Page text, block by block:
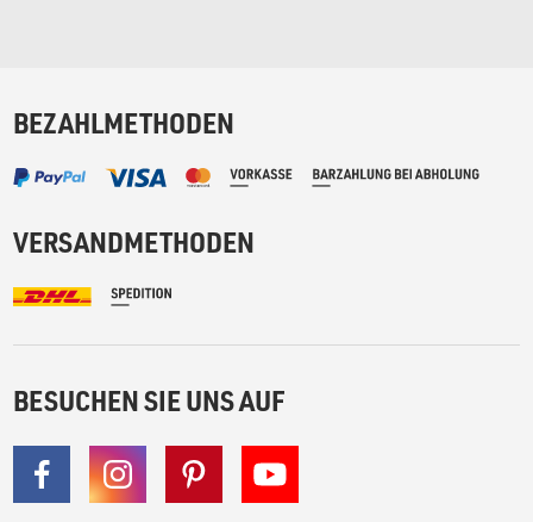
BEZAHLMETHODEN
VERSANDMETHODEN
BESUCHEN SIE UNS AUF